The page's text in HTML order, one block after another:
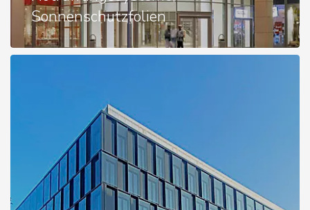
Sonnenschutzfolien